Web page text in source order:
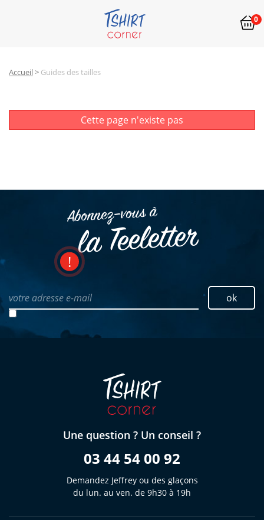
0
Accueil> Guides des tailles
Cette page n'existe pas
Abonnez–vous à
la Teeletter
votre adresse e-mail ok
Une question ? Un conseil ?
03 44 54 00 92
Demandez Jeffrey ou des glaçons
du lun. au ven. de 9h30 à 19h